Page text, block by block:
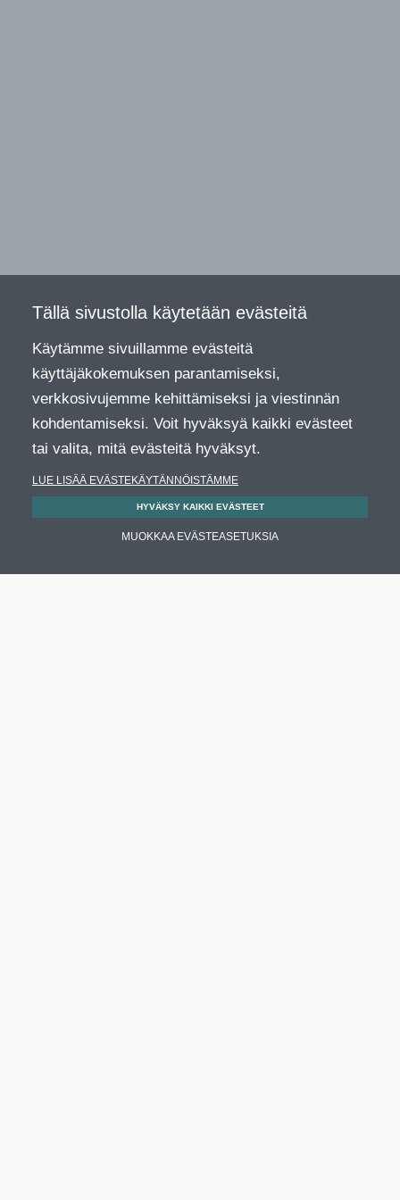
Tällä sivustolla käytetään evästeitä
Käytämme sivuillamme evästeitä
käyttäjäkokemuksen parantamiseksi,
verkkosivujemme kehittämiseksi ja viestinnän
kohdentamiseksi. Voit hyväksyä kaikki evästeet
tai valita, mitä evästeitä hyväksyt.
LUE LISÄÄ EVÄSTEKÄYTÄNNÖISTÄMME
HYVÄKSY KAIKKI EVÄSTEET
MUOKKAA EVÄSTEASETUKSIA